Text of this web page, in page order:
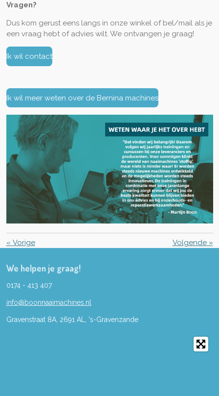
Vragen?
Dus kom gerust eens langs in onze winkel of bel/mail als je
een vraag hebt of advies wilt. We ontvangen je graag!
Ik wil contact
Ik wil meer weten over de Bernina machines
« Vorige Volgende»
We helpen je graag!
0174 - 413 407
info@boonnaaimachines.nl
Gravenstraat 8A, 2691 AL, 's-Gravenzande